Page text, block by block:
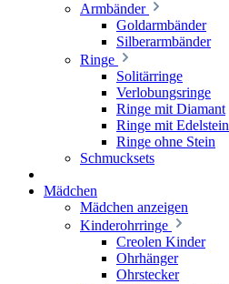
Armbänder
Goldarmbänder
Silberarmbänder
Ringe
Solitärringe
Verlobungsringe
Ringe mit Diamant
Ringe mit Edelstein
Ringe ohne Stein
Schmucksets
Mädchen
Mädchen anzeigen
Kinderohrringe
Creolen Kinder
Ohrhänger
Ohrstecker